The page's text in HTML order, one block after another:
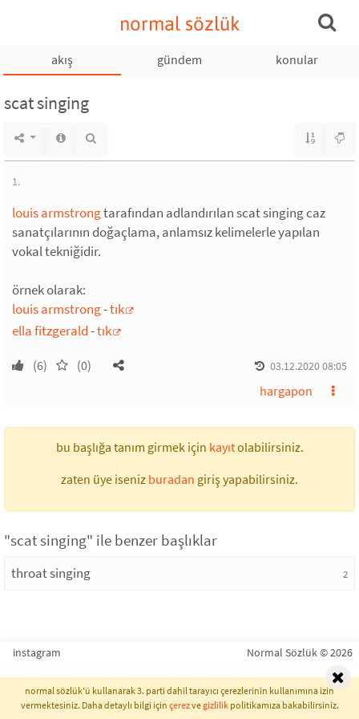
normal sözlük
akış gündem konular
scat singing
1.
louis armstrongtarafından adlandırılan scat singing caz
sanatçılarının doğaçlama, anlamsız kelimelerle yapılan
vokal tekniğidir.
örnek olarak:
louis armstrong-tık
ella fitzgerald-tık
(6) (0) 03.12.2020 08:05
hargapon
bu başlığa tanım girmek için kayıtolabilirsiniz.
zaten üye iseniz buradan giriş yapabilirsiniz.
"scat singing" ile benzer başlıklar
throat singing 2
instagram Normal Sözlük © 2026
normal sözlük'ü kullanarak 3. parti dahil tarayıcı çerezlerinin kullanımına izin
vermektesiniz. Daha detaylı bilgi için çerezvegizlilikpolitikamıza bakabilirsiniz.